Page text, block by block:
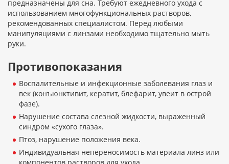
предназначены для сна. Требуют ежедневного ухода с
использованием многофункциональных растворов,
рекомендованных специалистом. Перед любыми
манипуляциями с линзами необходимо тщательно мыть
руки.
Противопоказания
Воспалительные и инфекционные заболевания глаз и
век (конъюнктивит, кератит, блефарит, увеит в острой
фазе).
Нарушение состава слезной жидкости, выраженный
синдром «сухого глаза».
Птоз, нарушение положения века.
Индивидуальная непереносимость материала линз или